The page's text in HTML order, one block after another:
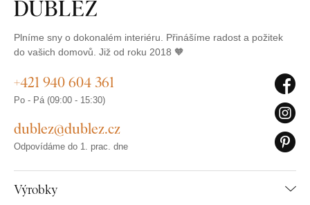
Plníme sny o dokonalém interiéru. Přinášíme radost a požitek
do vašich domovů. Již od roku 2018 🧡
Výrobky
+421 940 604 361
Po - Pá (09:00 - 15:30)
dublez@dublez.cz
Odpovídáme do 1. prac. dne